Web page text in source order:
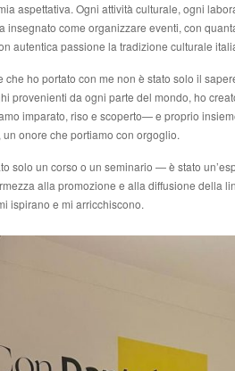
aspettativa. Ogni attività culturale, ogni
insegnato come organizzare eventi, con
autentica passione la tradizione culturale
che ho portato con me non è stato solo il
provenienti da ogni parte del mondo, ho
imparato, riso e scoperto— e proprio
un onore che portiamo con orgoglio.
solo un corso o un seminario — è stato
alla promozione e alla diffusione della
ispirano e mi arricchiscono.